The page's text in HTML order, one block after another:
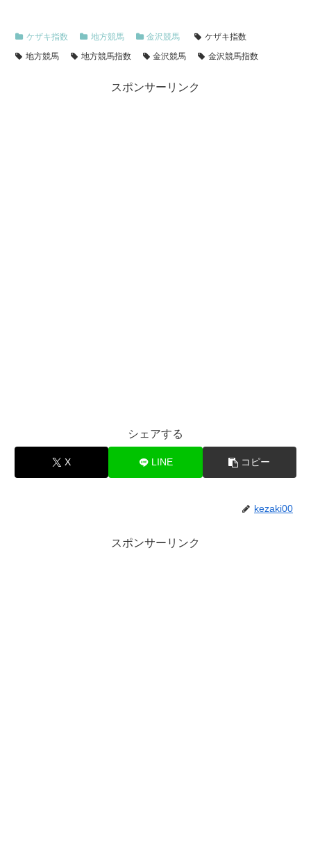
ケザキ指数 地方競馬 金沢競馬
ケザキ指数
地方競馬
地方競馬指数 金沢競馬 金沢競馬指数
スポンサーリンク
シェアする
X LINE コピー
kezaki00
スポンサーリンク